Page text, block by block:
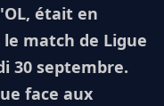
était en
match de Ligue
30 septembre.
face aux